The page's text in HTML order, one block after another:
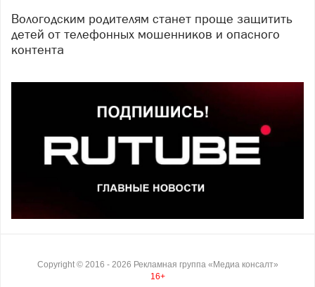
Вологодским родителям станет проще защитить
детей от телефонных мошенников и опасного
контента
Copyright © 2016 - 2026 Рекламная группа «Медиа консалт»
16+